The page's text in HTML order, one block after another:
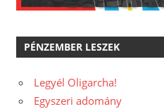
PÉNZEMBER LESZEK
Legyél Oligarcha!
Egyszeri adomány